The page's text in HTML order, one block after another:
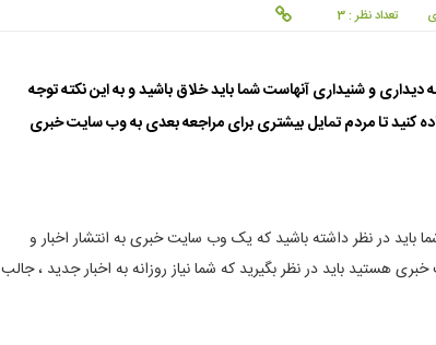
تعداد نظر : 3
و شنیداری آنهاست شما باید خلاق باشید و به این نکته توجه
کنید تا مردم تمایل بیشتری برای مراجعه بعدی به وب سایت خبری
باید در نظر داشته باشید که یک وب سایت خبری به انتشار اخبار و
هستید باید در نظر بگیرید که شما نیاز روزانه به اخبار جدید ، جالب